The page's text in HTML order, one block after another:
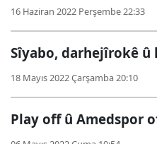
16 Haziran 2022 Perşembe 22:33
Sîyabo, darhejîrokê
18 Mayıs 2022 Çarşamba 20:10
Play off û Amedspor